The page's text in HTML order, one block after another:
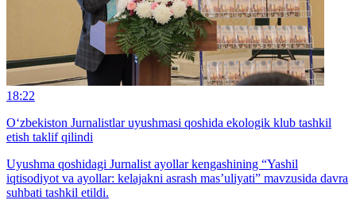
18:22
O‘zbekiston Jurnalistlar uyushmasi qoshida ekologik klub tashkil
etish taklif qilindi
Uyushma qoshidagi Jurnalist ayollar kengashining “Yashil
iqtisodiyot va ayollar: kelajakni asrash mas’uliyati” mavzusida davra
suhbati tashkil etildi.